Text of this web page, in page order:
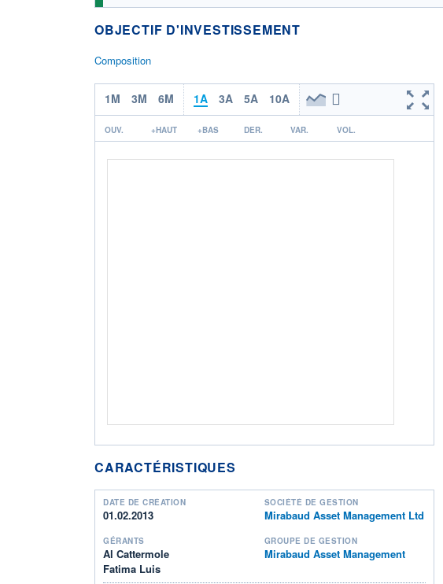
OBJECTIF D'INVESTISSEMENT
Composition
1M 3M 6M 1A 3A 5A 10A
OUV. +HAUT +BAS DER. VAR. VOL.
CARACTÉRISTIQUES
DATE DE CRÉATION
01.02.2013
SOCIÉTÉ DE GESTION
Mirabaud Asset Management Ltd
GÉRANTS
Al Cattermole
Fatima Luis
GROUPE DE GESTION
Mirabaud Asset Management